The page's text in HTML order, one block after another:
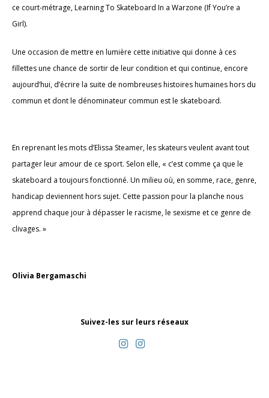
ce court-métrage, Learning To Skateboard In a Warzone (If You’re a
Girl).
Une occasion de mettre en lumière cette initiative qui donne à ces
fillettes une chance de sortir de leur condition et qui continue, encore
aujourd’hui, d’écrire la suite de nombreuses histoires humaines hors du
commun et dont le dénominateur commun est le skateboard.
En reprenant les mots d’Elissa Steamer, les skateurs veulent avant tout
partager leur amour de ce sport. Selon elle, « c’est comme ça que le
skateboard a toujours fonctionné. Un milieu où, en somme, race, genre,
handicap deviennent hors sujet. Cette passion pour la planche nous
apprend chaque jour à dépasser le racisme, le sexisme et ce genre de
clivages. »
Olivia Bergamaschi
Suivez-les sur leurs réseaux